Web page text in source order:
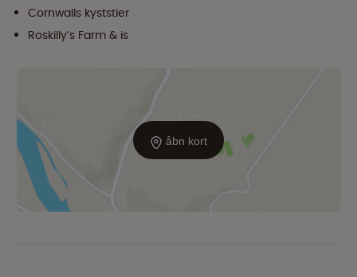
åbn kort
Cornwalls kyststier
Roskilly’s Farm & is